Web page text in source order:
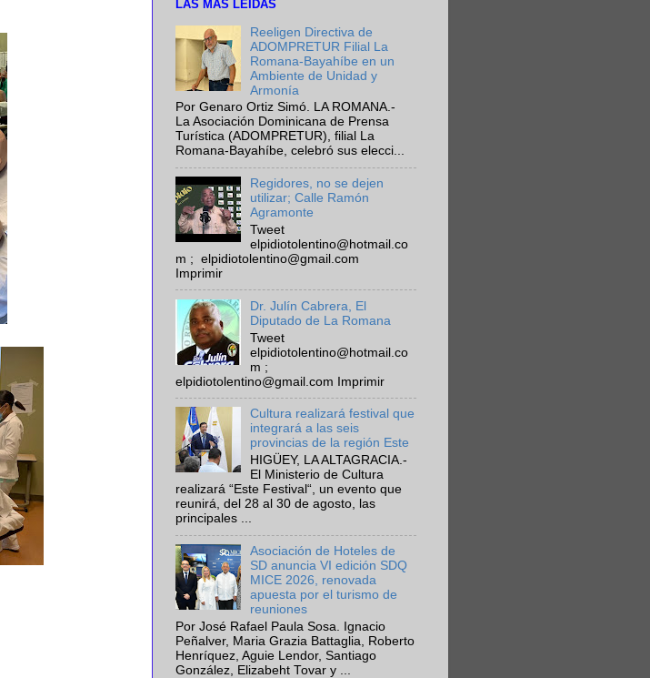
LAS MÁS LEÍDAS
Reeligen Directiva de
ADOMPRETUR Filial La
Romana-Bayahíbe en un
Ambiente de Unidad y
Armonía
Por Genaro Ortiz Simó. LA ROMANA.-
La Asociación Dominicana de Prensa
Turística (ADOMPRETUR), filial La
Romana-Bayahíbe, celebró sus elecci...
Regidores, no se dejen
utilizar; Calle Ramón
Agramonte
Tweet
elpidiotolentino@hotmail.co
m ; elpidiotolentino@gmail.com
Imprimir
Dr. Julín Cabrera, El
Diputado de La Romana
Tweet
elpidiotolentino@hotmail.co
m ;
elpidiotolentino@gmail.com Imprimir
Cultura realizará festival que
integrará a las seis
provincias de la región Este
HIGÜEY, LA ALTAGRACIA.-
El Ministerio de Cultura
realizará “Este Festival“, un evento que
reunirá, del 28 al 30 de agosto, las
principales ...
Asociación de Hoteles de
SD anuncia VI edición SDQ
MICE 2026, renovada
apuesta por el turismo de
reuniones
Por José Rafael Paula Sosa. Ignacio
Peñalver, Maria Grazia Battaglia, Roberto
Henríquez, Aguie Lendor, Santiago
González, Elizabeht Tovar y ...